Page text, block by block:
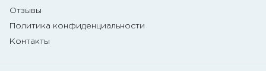
Отзывы
Политика конфиденциальности
Контакты